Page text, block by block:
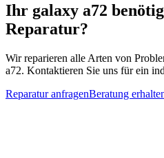
Ihr galaxy a72
Reparatur?
Wir reparieren alle Arten von
a72. Kontaktieren Sie uns für ein
Reparatur anfragenBeratung